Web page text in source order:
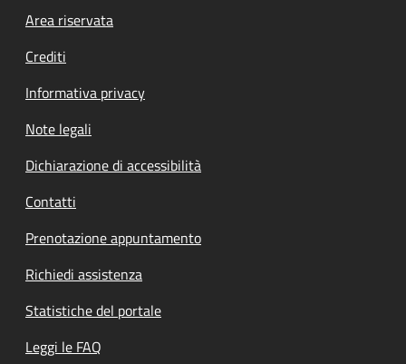
Footer menu
Area riservata
Crediti
Informativa privacy
Note legali
Dichiarazione di accessibilità
Contatti
Prenotazione appuntamento
Richiedi assistenza
Statistiche del portale
Leggi le FAQ